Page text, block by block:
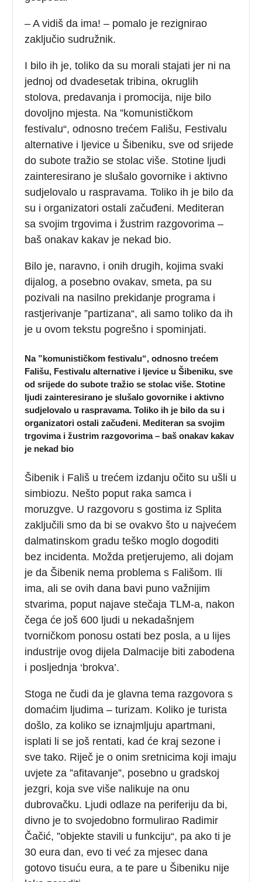
– A vidiš da ima! – pomalo je rezignirao
zaključio sudružnik.
I bilo ih je, toliko da su morali stajati jer ni na
jednoj od dvadesetak tribina, okruglih
stolova, predavanja i promocija, nije bilo
dovoljno mjesta. Na ”komunističkom
festivalu“, odnosno trećem Fališu, Festivalu
alternative i ljevice u Šibeniku, sve od srijede
do subote tražio se stolac više. Stotine ljudi
zainteresirano je slušalo govornike i aktivno
sudjelovalo u raspravama. Toliko ih je bilo da
su i organizatori ostali začuđeni. Mediteran
sa svojim trgovima i žustrim razgovorima –
baš onakav kakav je nekad bio.
Bilo je, naravno, i onih drugih, kojima svaki
dijalog, a posebno ovakav, smeta, pa su
pozivali na nasilno prekidanje programa i
rastjerivanje ”partizana“, ali samo toliko da ih
je u ovom tekstu pogrešno i spominjati.
Na ”komunističkom festivalu“, odnosno trećem
Fališu, Festivalu alternative i ljevice u Šibeniku, sve
od srijede do subote tražio se stolac više. Stotine
ljudi zainteresirano je slušalo govornike i aktivno
sudjelovalo u raspravama. Toliko ih je bilo da su i
organizatori ostali začuđeni. Mediteran sa svojim
trgovima i žustrim razgovorima – baš onakav kakav
je nekad bio
Šibenik i Fališ u trećem izdanju očito su ušli u
simbiozu. Nešto poput raka samca i
moruzgve. U razgovoru s gostima iz Splita
zaključili smo da bi se ovakvo što u najvećem
dalmatinskom gradu teško moglo dogoditi
bez incidenta. Možda pretjerujemo, ali dojam
je da Šibenik nema problema s Fališom. Ili
ima, ali se ovih dana bavi puno važnijim
stvarima, poput najave stečaja TLM-a, nakon
čega će još 600 ljudi u nekadašnjem
tvorničkom ponosu ostati bez posla, a u lijes
industrije ovog dijela Dalmacije biti zabodena
i posljednja ‘brokva’.
Stoga ne čudi da je glavna tema razgovora s
domaćim ljudima – turizam. Koliko je turista
došlo, za koliko se iznajmljuju apartmani,
isplati li se još rentati, kad će kraj sezone i
sve tako. Riječ je o onim sretnicima koji imaju
uvjete za ”afitavanje”, posebno u gradskoj
jezgri, koja sve više nalikuje na onu
dubrovačku. Ljudi odlaze na periferiju da bi,
divno je to svojedobno formulirao Radimir
Čačić, ”objekte stavili u funkciju“, pa ako ti je
30 eura dan, evo ti već za mjesec dana
gotovo tisuću eura, a te pare u Šibeniku nije